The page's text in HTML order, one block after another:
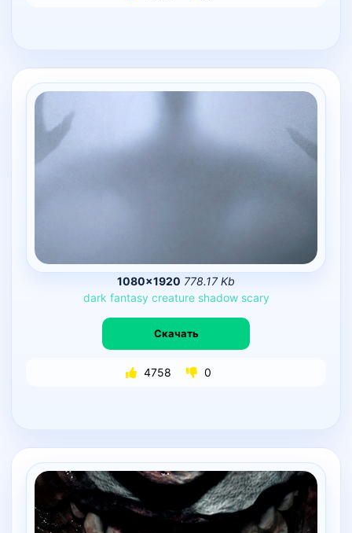
1080×1920 778.17 Kb
dark fantasy creature shadow scary
Скачать
4758 0